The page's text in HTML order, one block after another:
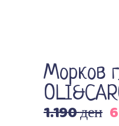
Морков
1.190ден